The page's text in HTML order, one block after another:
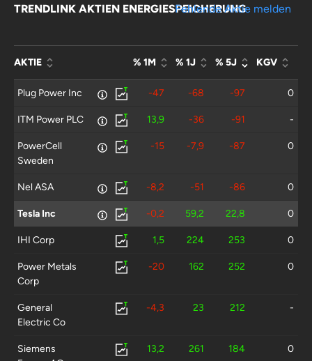
TRENDLINK AKTIEN ENERGIESPEICHERUNG
Fehlende Aktie melden
AKTIE % 1M % 1J % 5J KGV
Plug Power Inc -47 -68 -97 0
ITM Power PLC 13,9 -36 -91 -
PowerCell
Sweden
-15 -7,9 -87 0
Nel ASA -8,2 -51 -86 0
Tesla Inc -0,2 59,2 22,8 0
IHI Corp 1,5 224 253 0
Power Metals
Corp
-20 162 252 0
General
Electric Co
-4,3 23 212 -
Siemens
13,2 261 184 0